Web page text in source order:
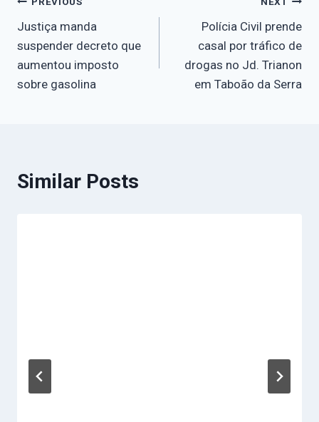
Justiça manda
suspender decreto que
aumentou imposto
sobre gasolina
Polícia Civil prende
casal por tráfico de
drogas no Jd. Trianon
em Taboão da Serra
Similar Posts